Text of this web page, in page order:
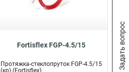
Fortisflex FGP-4.5/15
Протяжка-стеклопруток FGP-4.5/15
(кр) (Fortisflex)
Задать вопрос